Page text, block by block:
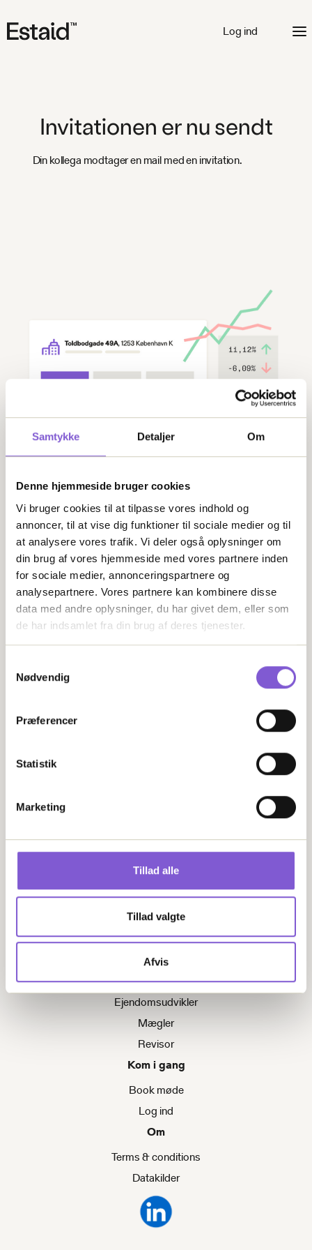
Samtykke Detaljer Om
Denne hjemmeside bruger cookies
Vi bruger cookies til at tilpasse vores indhold og
annoncer, til at vise dig funktioner til sociale medier og til
at analysere vores trafik. Vi deler også oplysninger om
din brug af vores hjemmeside med vores partnere inden
for sociale medier, annonceringspartnere og
analysepartnere. Vores partnere kan kombinere disse
data med andre oplysninger, du har givet dem, eller som
de har indsamlet fra din brug af deres tjenester.
Nødvendig
Præferencer
Statistik
Marketing
Tillad alle
Tillad valgte
Afvis
Log ind
Invitationen er nu sendt
Din kollega modtager en mail med en invitation.
Use Cases
Advokat
Investor
Ejendomsudvikler
Mægler
Revisor
Kom i gang
Book møde
Log ind
Om
Terms & conditions
Datakilder